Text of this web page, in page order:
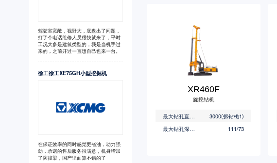
驾驶室宽敞，视野大，底盘出了问题，
打了个电话维修人员很快就来了，平时
工况大多是建筑类型的，我是当机手过
来的，之前开过一直想自己也来一台。
徐工徐工XE75GH小型挖掘机
在保证效率的同时感觉更省油，动力强
劲，承诺的售后服务很满意，机身增加
了防撞梁，国产里面算不错的了
XR460F
旋挖钻机
最大钻孔直径(mm)
3000(拆钻桅1)
最大钻孔深度(m)
111/73